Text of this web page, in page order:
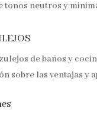
tonos neutros y
de baños y
sobre las ventajas y